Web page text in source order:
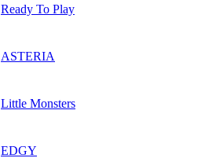
Ready To Play
ASTERIA
Little Monsters
EDGY